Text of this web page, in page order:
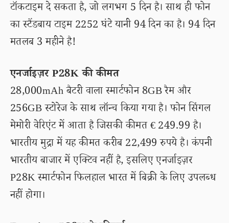
टॉकटाइम दे सकता है, जो लगभग 5 दिन है। साथ ही फोन
का स्टैंडबाय टाइम 2252 घंटे यानी 94 दिन का है। 94 दिन
मतलब 3 महीने है!
एनर्जाइज़र P28K की कीमत
28,000mAh बैटरी वाला स्मार्टफोन 8GB रैम और
256GB स्टोरेज के साथ लॉन्च किया गया है। फोन सिंगल
मेमोरी वेरिएंट में आता है जिसकी कीमत € 249.99 है।
भारतीय मुद्रा में यह कीमत करीब 22,499 रुपये है। कंपनी
भारतीय बाजार में एक्टिव नहीं है, इसलिए एनर्जाइज़र
P28K स्मार्टफोन फिलहाल भारत में बिक्री के लिए उपलब्ध
नहीं होगा।